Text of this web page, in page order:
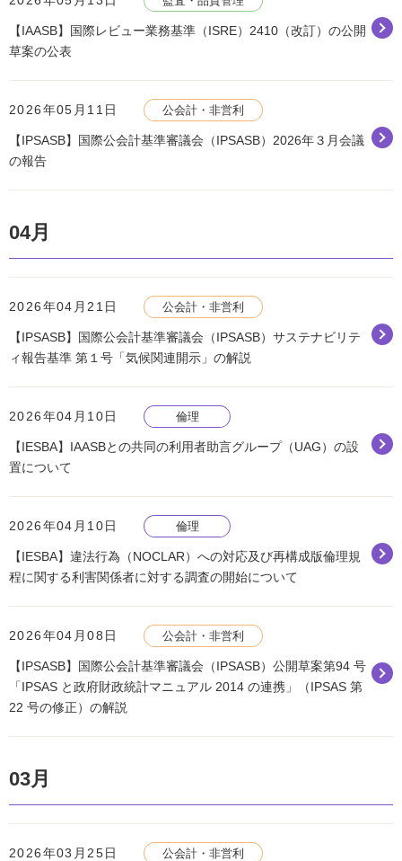
【IAASB】国際レビュー業務基準（ISRE）2410（改訂）の公開
草案の公表
2026年05月11日 公会計・非営利
【IPSASB】国際公会計基準審議会（IPSASB）2026年３月会議
の報告
04月
2026年04月21日 公会計・非営利
【IPSASB】国際公会計基準審議会（IPSASB）サステナビリテ
ィ報告基準 第１号「気候関連開示」の解説
2026年04月10日 倫理
【IESBA】IAASBとの共同の利用者助言グループ（UAG）の設
置について
2026年04月10日 倫理
【IESBA】違法行為（NOCLAR）への対応及び再構成版倫理規
程に関する利害関係者に対する調査の開始について
2026年04月08日 公会計・非営利
【IPSASB】国際公会計基準審議会（IPSASB）公開草案第94 号
「IPSAS と政府財政統計マニュアル 2014 の連携」（IPSAS 第
22 号の修正）の解説
03月
2026年03月25日 公会計・非営利